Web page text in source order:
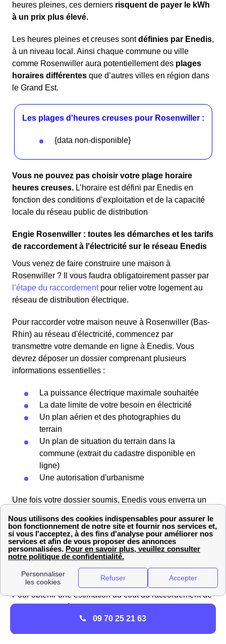
heures pleines, ces derniers risquent de payer le kWh
à un prix plus élevé.
Les heures pleines et creuses sontdéfinies par Enedis,
à un niveau local. Ainsi chaque commune ou ville
comme Rosenwiller aura potentiellement des plages
horaires différentes que d’autres villes en région dans
le Grand Est.
Les plages d'heures creuses pour Rosenwiller :
{data non-disponible}
Vous ne pouvez pas choisir votre plage horaire
heures creuses. L’horaire est défini par Enedis en
fonction des conditions d’exploitation et de la capacité
locale du réseau public de distribution
Engie Rosenwiller : toutes les démarches et les tarifs
de raccordement à l'électricité sur le réseau Enedis
Vous venez de faire construire une maison à
Rosenwiller ? Il vous faudra obligatoirement passer par
l’étape du raccordementpour relier votre logement au
réseau de distribution électrique.
Pour raccorder votre maison neuve à Rosenwiller (Bas-
Rhin) au réseau d'électricité, commencez par
transmettre votre demande en ligne à Enedis. Vous
devrez déposer un dossier comprenant plusieurs
informations essentielles :
La puissance électrique maximale souhaitée
La date limite de votre besoin en électricité
Un plan aérien et des photographies du
terrain
Un plan de situation du terrain dans la
commune (extrait du cadastre disponible en
ligne)
Une autorisation d'urbanisme
Une fois votre dossier soumis, Enedis vous enverra un
prévisionnel, ainsi que les coordonnées du
professionnel Enedis Bas-Rhin dédié à votre projet.
Vous aurez trois mois pour accepter le devis et verser un
acompte. Après cela, les travaux de raccordement seront
réalisés.
Pour obtenir une estimation du coût du raccordement de
votre logement à Rosenwiller, Enedis propose un
barème tarifaire pour les raccordements. Vous pouvez
consulter les tarifs dans le tableau ci-dessous :
09 70 25 21 63